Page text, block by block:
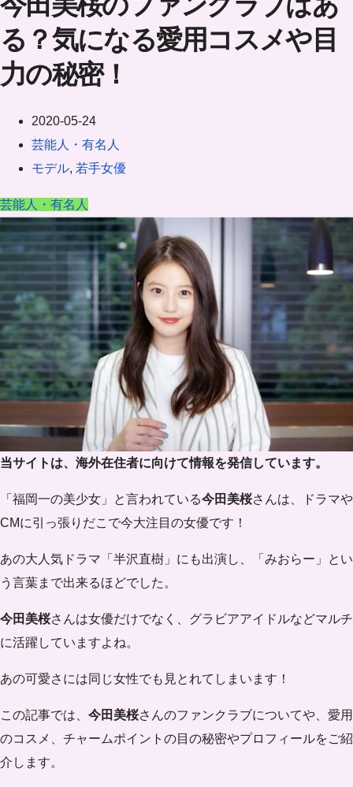
る？気になる愛用コスメや目
力の秘密！
2020-05-24
芸能人・有名人
モデル, 若手女優
芸能人・有名人
当サイトは、海外在住者に向けて情報を発信しています。
「福岡一の美少女」と言われている今田美桜さんは、ドラマや
CMに引っ張りだこで今大注目の女優です！
あの大人気ドラマ「半沢直樹」にも出演し、「みおらー」とい
う言葉まで出来るほどでした。
今田美桜さんは女優だけでなく、グラビアアイドルなどマルチ
に活躍していますよね。
あの可愛さには同じ女性でも見とれてしまいます！
この記事では、 今田美桜さんのファンクラブについてや、愛用
のコスメ、チャームポイントの目の秘密やプロフィールをご紹
介します。